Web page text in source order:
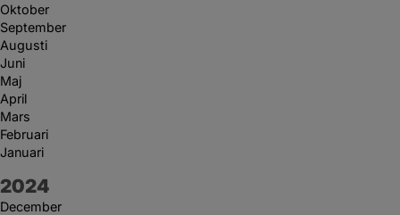
Oktober
September
Augusti
Juni
Maj
April
Mars
Februari
Januari
År:
2024
December